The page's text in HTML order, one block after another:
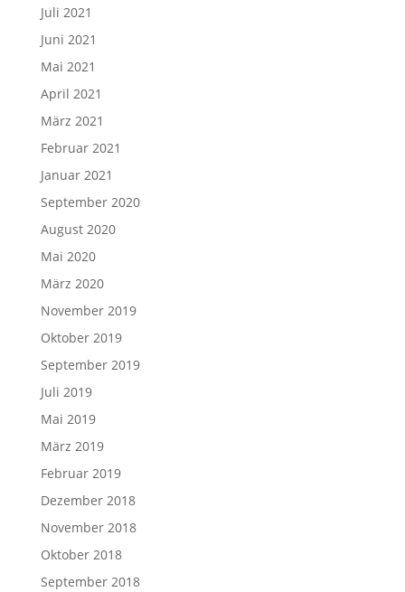
Juli 2021
Juni 2021
Mai 2021
April 2021
März 2021
Februar 2021
Januar 2021
September 2020
August 2020
Mai 2020
März 2020
November 2019
Oktober 2019
September 2019
Juli 2019
Mai 2019
März 2019
Februar 2019
Dezember 2018
November 2018
Oktober 2018
September 2018